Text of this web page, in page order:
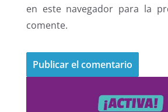
en este navegador para la
comente.